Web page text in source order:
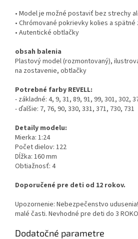
• Model je možné postaviť bez strechy
• Chrómované pokrievky kolies a spätné
• Autentické obtlačky
obsah balenia
Plastový model (rozmontovaný),
na zostavenie, obtlačky
Potrebné farby REVELL:
- základné: 4, 9, 31, 89, 91, 99, 301, 302,
- ďalšie: 7, 76, 90, 330, 331, 371, 730, 731
Detaily modelu:
Mierka: 1:24
Počet dielov: 122
Dĺžka: 160 mm
Obtiažnosť: 4
Doporučené pre deti od 12 rokov.
Upozornenie: Nebezpečenstvo
malé časti. Nevhodné pre deti do 3
Dodatočné parametre